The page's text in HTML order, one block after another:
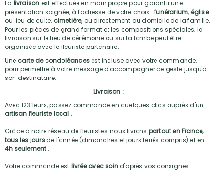
La livraison est effectuée en main propre pour garantir une
présentation soignée, à l'adresse de votre choix :funérarium, église
ou lieu de culte, cimetière, ou directement au domicile de la famille.
Pour les pièces de grand format et les compositions spéciales, la
livraison sur le lieu de cérémonie ou sur la tombe peut être
organisée avec le fleuriste partenaire.
Une carte de condoléancesest incluse avec votre commande,
pour permettre à votre message d'accompagner ce geste jusqu'à
son destinataire.
Livraison :
Avec 123fleurs, passez commande en quelques clics auprès d'un
artisan fleuriste local .
Grâce à notre réseau de fleuristes, nous livrons partout en France,
tous les joursde l'année (dimanches et jours fériés compris) et en
4h seulement .
Votre commande est livrée avec soind'après vos consignes.